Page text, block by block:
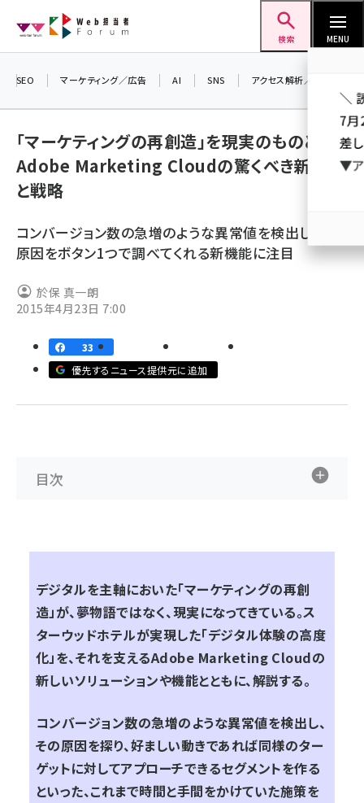
ン
検索 MENU
youtube (2425)
セミナー (2301)
meo (1274)
SEO マーケティング／広告 AI SNS アクセス解析／データ分析
「マーケティングの再創造」を現実のものとする
Adobe Marketing Cloudの驚くべき新機能
と戦略
コンバージョン数の急増のような異常値を検出し、その
原因をボタン1つで調べてくれる新機能に注目
於保 真一朗
2015年4月23日 7:00
33
優先するニュース提供元に追加
目次
デジタルを主軸においた「マーケティングの再創
造」が、夢物語ではなく、現実になってきている。ス
ターウッドホテルが実現した「デジタル体験の高度
化」を、それを支えるAdobe Marketing Cloudの
新しいソリューションや機能とともに、解説する。
コンバージョン数の急増のような異常値を検出し、
その原因を探り、好ましい動きであれば同様のター
ゲットに対してアプローチできるセグメントを作る
といった、これまで時間と手間をかけていた施策を
＼
7月
差
▼ア